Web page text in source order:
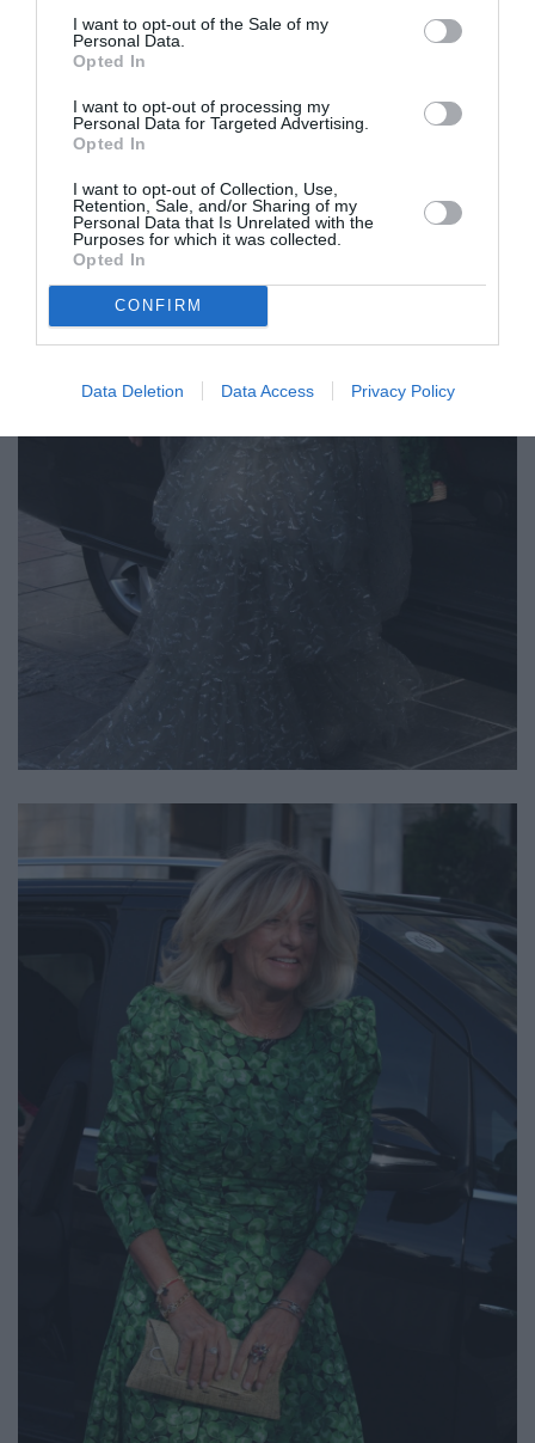
I want to opt-out of the Sale of my
Personal Data.
Opted In
I want to opt-out of processing my
Personal Data for Targeted Advertising.
Opted In
I want to opt-out of Collection, Use,
Retention, Sale, and/or Sharing of my
Personal Data that Is Unrelated with the
Purposes for which it was collected.
Opted In
CONFIRM
Data Deletion Data Access Privacy Policy